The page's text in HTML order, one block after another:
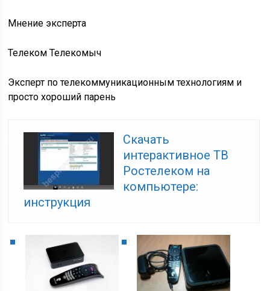
Мнение эксперта
Телеком Телекомыч
Эксперт по телекоммуникационным технологиям и
просто хороший парень
Скачать
интерактивное ТВ
Ростелеком на
компьютере:
инструкция